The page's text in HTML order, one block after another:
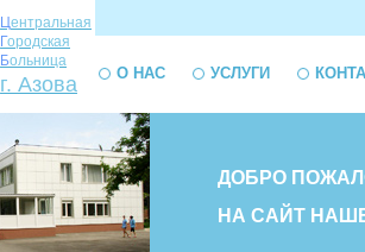
Центральная
Городская
Больница
г. Азова О НАС УСЛУГИ
ДОБРО
НА САЙТ